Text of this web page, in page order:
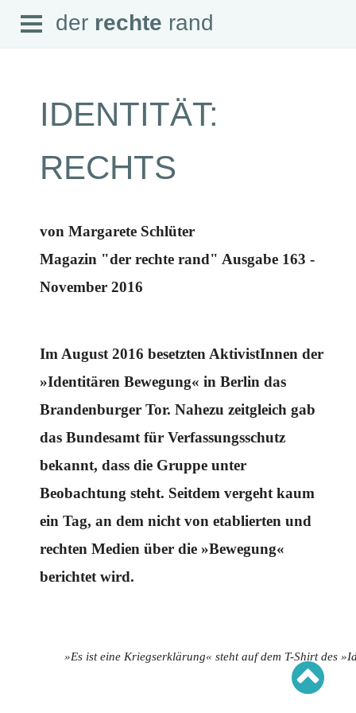
der rechte rand
SEITEN
Home
Audio
Downloads
Datenschutz
Schwerpunkte Übersicht
Schwerpunkt AFD-Verbot
Schwerpunkt zur USA und Faschist Trump
Schwerpunkt »Identitäre Bewegung«
Schwerpunkt NSU
Schwerpunkt »Reichsbürger«
Schwerpunkt NPD
AUSGABEN
Ausgaben Übersicht
Ausgabe 220
Ausgabe 218
Ausgabe 217
Ausgabe 216
Open
Menu
der rechte rand
IDENTITÄT:
RECHTS
von Margarete Schlüter
Magazin "der rechte rand" Ausgabe 163 -
November 2016
Im August 2016 besetzten AktivistInnen der
»Identitären Bewegung« in Berlin das
Brandenburger Tor. Nahezu zeitgleich gab
das Bundesamt für Verfassungsschutz
bekannt, dass die Gruppe unter
Beobachtung steht. Seitdem vergeht kaum
ein Tag, an dem nicht von etablierten und
rechten Medien über die »Bewegung«
berichtet wird.
»Es ist eine Kriegserklärung« steht auf dem T-Shirt des